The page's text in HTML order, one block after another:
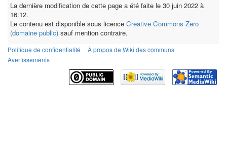
La dernière modification de cette page a été faite le 30 juin 2022 à
16:12.
Le contenu est disponible sous licence Creative Commons Zero
(domaine public) sauf mention contraire.
Politique de confidentialité
À propos de Wiki des communs
Avertissements